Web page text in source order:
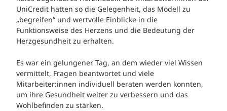
UniCredit hatten so die Gelegenheit, das Modell zu
„begreifen“ und wertvolle Einblicke in die
Funktionsweise des Herzens und die Bedeutung der
Herzgesundheit zu erhalten.
Es war ein gelungener Tag, an dem wieder viel Wissen
vermittelt, Fragen beantwortet und viele
Mitarbeiter:innen individuell beraten werden konnten,
um ihre Gesundheit weiter zu verbessern und das
Wohlbefinden zu stärken.